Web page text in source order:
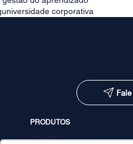
universidade corporativa
PRODUTOS
PowerMinds